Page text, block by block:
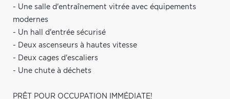
- Une salle d'entraînement vitrée avec équipements
modernes
- Un hall d'entrée sécurisé
- Deux ascenseurs à hautes vitesse
- Deux cages d'escaliers
- Une chute à déchets
PRÊT POUR OCCUPATION IMMÉDIATE!